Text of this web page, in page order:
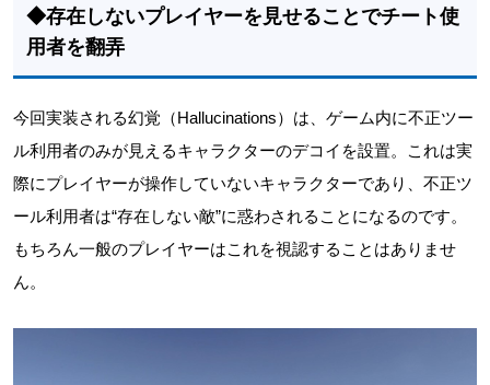
◆存在しないプレイヤーを見せることでチート使
用者を翻弄
今回実装される幻覚（Hallucinations）は、ゲーム内に不正ツー
ル利用者のみが見えるキャラクターのデコイを設置。これは実
際にプレイヤーが操作していないキャラクターであり、不正ツ
ール利用者は“存在しない敵”に惑わされることになるのです。
もちろん一般のプレイヤーはこれを視認することはありませ
ん。